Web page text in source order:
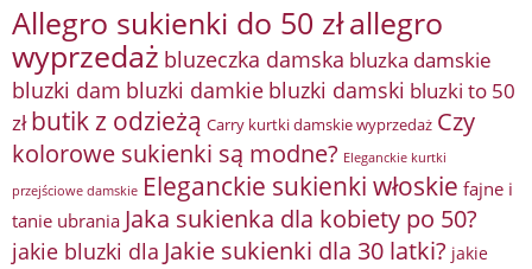
Allegro sukienki do 50 złallegro
wyprzedaż bluzeczka damska bluzka damskie
bluzki dam bluzki damkie bluzki damski bluzki to 50
zł butik z odzieżą Carry kurtki damskie wyprzedaż Czy
kolorowe sukienki są modne? Eleganckie kurtki
przejściowe damskie Eleganckie sukienki włoskie fajne i
tanie ubrania Jaka sukienka dla kobiety po 50?
jakie bluzki dla Jakie sukienki dla 30 latki? jakie